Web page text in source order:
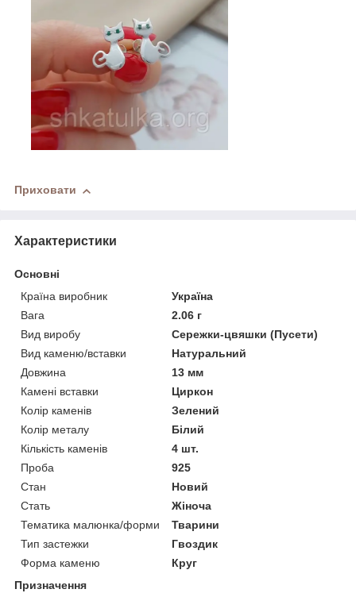
Приховати
Характеристики
Основні
Країна виробник
Україна
Вага
2.06 г
Вид виробу
Сережки-цвяшки (Пусети)
Вид каменю/вставки
Натуральний
Довжина
13 мм
Камені вставки
Циркон
Колір каменів
Зелений
Колір металу
Білий
Кількість каменів
4 шт.
Проба
925
Стан
Новий
Стать
Жіноча
Тематика малюнка/форми
Тварини
Тип застежки
Гвоздик
Форма каменю
Круг
Призначення